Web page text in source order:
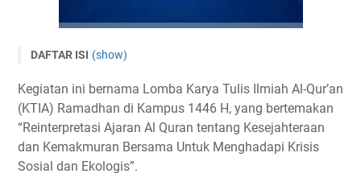
DAFTAR ISI (show)
Tema dan Subtema
Timeline
Ketentuan Peserta
Ketentuan Pendaftaran
Kegiatan ini bernama Lomba Karya Tulis Ilmiah Al-Qur’an
(KTIA) Ramadhan di Kampus 1446 H, yang bertemakan
“Reinterpretasi Ajaran Al Quran tentang Kesejahteraan
dan Kemakmuran Bersama Untuk Menghadapi Krisis
Sosial dan Ekologis”.